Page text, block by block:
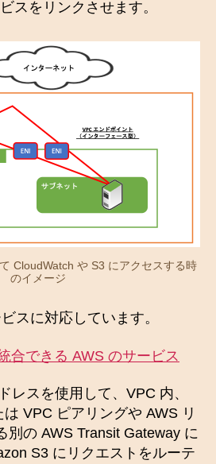
スをリンクさせます。
CloudWatch や S3 にアクセスする時
のイメージ
スに対応しています。
合できる AWS のサービス
レスを使用して、VPC 内、
VPC ピアリングや AWS リ
別の AWS Transit Gateway に
S3 にリクエストをルーテ